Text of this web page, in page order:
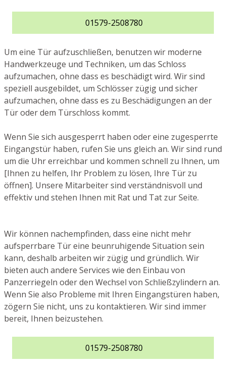
01579-2508780
Um eine Tür aufzuschließen, benutzen wir moderne
Handwerkzeuge und Techniken, um das Schloss
aufzumachen, ohne dass es beschädigt wird. Wir sind
speziell ausgebildet, um Schlösser zügig und sicher
aufzumachen, ohne dass es zu Beschädigungen an der
Tür oder dem Türschloss kommt.
Wenn Sie sich ausgesperrt haben oder eine zugesperrte
Eingangstür haben, rufen Sie uns gleich an. Wir sind rund
um die Uhr erreichbar und kommen schnell zu Ihnen, um
[Ihnen zu helfen, Ihr Problem zu lösen, Ihre Tür zu
öffnen]. Unsere Mitarbeiter sind verständnisvoll und
effektiv und stehen Ihnen mit Rat und Tat zur Seite.
Wir können nachempfinden, dass eine nicht mehr
aufsperrbare Tür eine beunruhigende Situation sein
kann, deshalb arbeiten wir zügig und gründlich. Wir
bieten auch andere Services wie den Einbau von
Panzerriegeln oder den Wechsel von Schließzylindern an.
Wenn Sie also Probleme mit Ihren Eingangstüren haben,
zögern Sie nicht, uns zu kontaktieren. Wir sind immer
bereit, Ihnen beizustehen.
01579-2508780